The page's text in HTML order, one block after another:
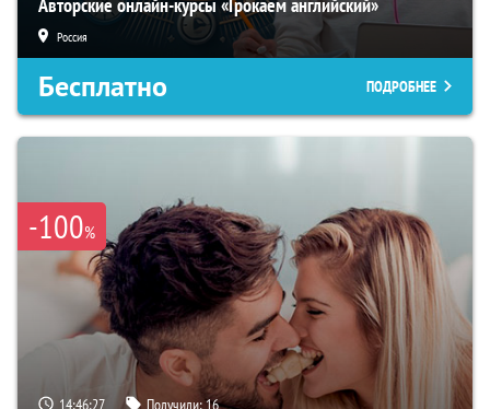
Авторские онлайн-курсы «Грокаем английский»
Россия
Бесплатно ПОДРОБНЕЕ
-100%
14:46:26 Получили:16